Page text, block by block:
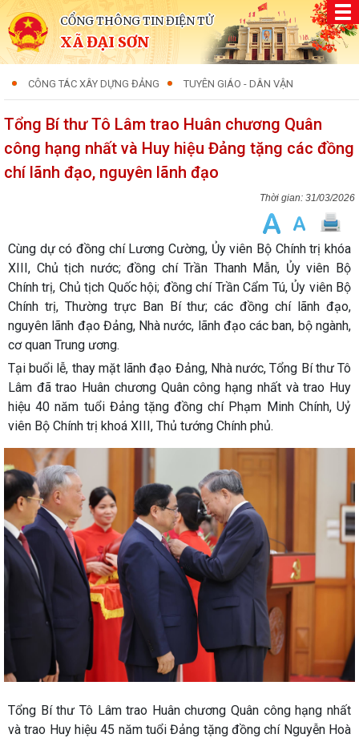
CỔNG THÔNG TIN ĐIỆN TỬ
XÃ ĐẠI SƠN
CÔNG TÁC XÂY DỰNG ĐẢNG TUYÊN GIÁO - DÂN VẬN
Tổng Bí thư Tô Lâm trao Huân chương Quân
công hạng nhất và Huy hiệu Đảng tặng các đồng
chí lãnh đạo, nguyên lãnh đạo
31/03/2026
Cùng dự có đồng chí Lương Cường, Ủy viên Bộ Chính trị khóa
XIII, Chủ tịch nước; đồng chí Trần Thanh Mẫn, Ủy viên Bộ
Chính trị, Chủ tịch Quốc hội; đồng chí Trần Cẩm Tú, Ủy viên Bộ
Chính trị, Thường trực Ban Bí thư; các đồng chí lãnh đạo,
nguyên lãnh đạo Đảng, Nhà nước, lãnh đạo các ban, bộ ngành,
cơ quan Trung ương.
Tại buổi lễ, thay mặt lãnh đạo Đảng, Nhà nước, Tổng Bí thư Tô
Lâm đã trao Huân chương Quân công hạng nhất và trao Huy
hiệu 40 năm tuổi Đảng tặng đồng chí Phạm Minh Chính, Uỷ
viên Bộ Chính trị khoá XIII, Thủ tướng Chính phủ.
Tổng Bí thư Tô Lâm trao Huân chương Quân công hạng nhất
và trao Huy hiệu 45 năm tuổi Đảng tặng đồng chí Nguyễn Hoà